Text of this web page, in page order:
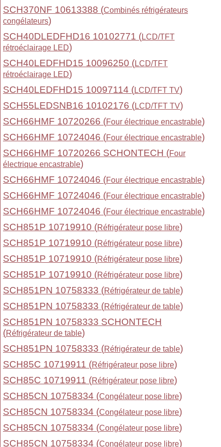
SCH370NF 10613388 (Combinés réfrigérateurs
congélateurs)
SCH40DLEDFHD16 10102771 (LCD/TFT
rétroéclairage LED)
SCH40LEDFHD15 10096250 (LCD/TFT
rétroéclairage LED)
SCH40LEDFHD15 10097114 (LCD/TFT TV)
SCH55LEDSNB16 10102176 (LCD/TFT TV)
SCH66HMF 10720266 (Four électrique encastrable)
SCH66HMF 10724046 (Four électrique encastrable)
SCH66HMF 10720266 SCHONTECH (Four
électrique encastrable)
SCH66HMF 10724046 (Four électrique encastrable)
SCH66HMF 10724046 (Four électrique encastrable)
SCH66HMF 10724046 (Four électrique encastrable)
SCH851P 10719910 (Réfrigérateur pose libre)
SCH851P 10719910 (Réfrigérateur pose libre)
SCH851P 10719910 (Réfrigérateur pose libre)
SCH851P 10719910 (Réfrigérateur pose libre)
SCH851PN 10758333 (Réfrigérateur de table)
SCH851PN 10758333 (Réfrigérateur de table)
SCH851PN 10758333 SCHONTECH
(Réfrigérateur de table)
SCH851PN 10758333 (Réfrigérateur de table)
SCH85C 10719911 (Réfrigérateur pose libre)
SCH85C 10719911 (Réfrigérateur pose libre)
SCH85CN 10758334 (Congélateur pose libre)
SCH85CN 10758334 (Congélateur pose libre)
SCH85CN 10758334 (Congélateur pose libre)
SCH85CN 10758334 (Congélateur pose libre)